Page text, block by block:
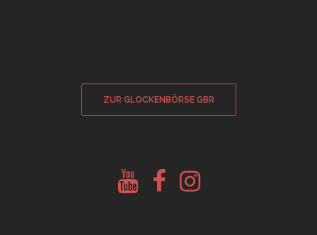
ZUR GLOCKENBÖRSE GBR
Youtube
Glockenberatung
Facebook
Glockenbörse
Instagram
Glockenbörse